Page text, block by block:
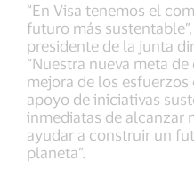
“En Visa tenemos el
futuro más
presidente de la junta
“Nuestra nueva meta
mejora de los
apoyo de iniciativas
inmediatas de alcanzar
ayudar a construir un
planeta”.